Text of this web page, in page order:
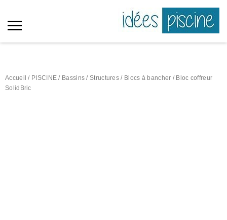
Accueil / PISCINE / Bassins / Structures / Blocs à bancher / Bloc coffreur
SolidBric